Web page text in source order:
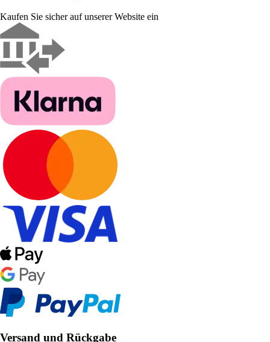
Kaufen Sie sicher auf unserer Website ein
Versand und Rückgabe